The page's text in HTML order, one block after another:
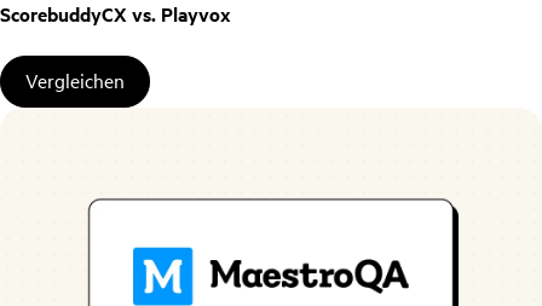
ScorebuddyCX vs. Playvox
Vergleichen